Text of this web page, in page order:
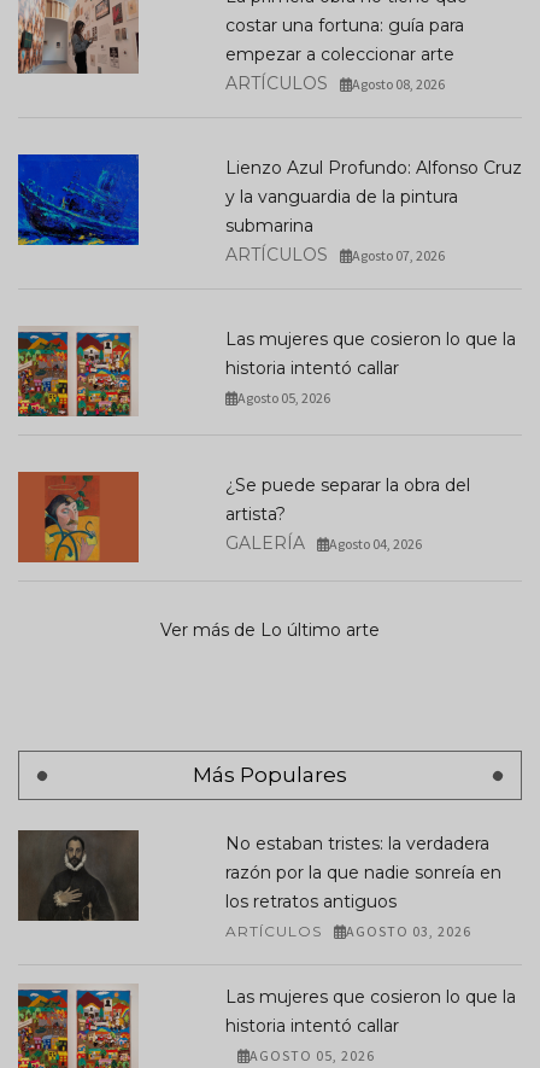
costar una fortuna: guía para
empezar a coleccionar arte
ARTÍCULOS
Agosto 08, 2026
Lienzo Azul Profundo: Alfonso Cruz
y la vanguardia de la pintura
submarina
ARTÍCULOS
Agosto 07, 2026
Las mujeres que cosieron lo que la
historia intentó callar
Agosto 05, 2026
¿Se puede separar la obra del
artista?
GALERÍA
Agosto 04, 2026
Ver más de Lo último arte
Más Populares
No estaban tristes: la verdadera
razón por la que nadie sonreía en
los retratos antiguos
ARTÍCULOS AGOSTO 03, 2026
Las mujeres que cosieron lo que la
historia intentó callar
AGOSTO 05, 2026